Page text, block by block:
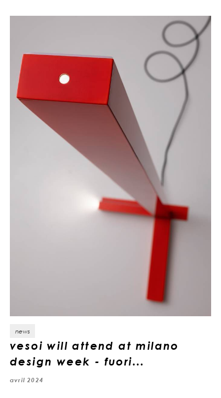
news
vesoi will attend at milano
design week - fuori...
avril 2024